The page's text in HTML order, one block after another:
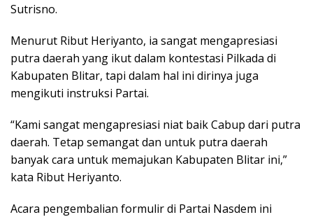
Sutrisno.
Menurut Ribut Heriyanto, ia sangat mengapresiasi
putra daerah yang ikut dalam kontestasi Pilkada di
Kabupaten Blitar, tapi dalam hal ini dirinya juga
mengikuti instruksi Partai.
“Kami sangat mengapresiasi niat baik Cabup dari putra
daerah. Tetap semangat dan untuk putra daerah
banyak cara untuk memajukan Kabupaten Blitar ini,”
kata Ribut Heriyanto.
Acara pengembalian formulir di Partai Nasdem ini